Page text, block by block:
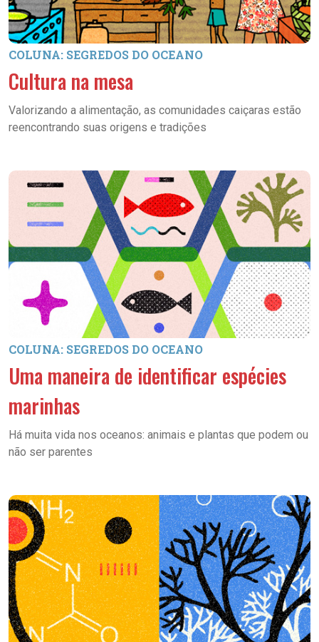
COLUNA: SEGREDOS DO OCEANO
Cultura na mesa
Valorizando a alimentação, as comunidades caiçaras estão
reencontrando suas origens e tradições
COLUNA: SEGREDOS DO OCEANO
Uma maneira de identificar espécies
marinhas
Há muita vida nos oceanos: animais e plantas que podem ou
não ser parentes